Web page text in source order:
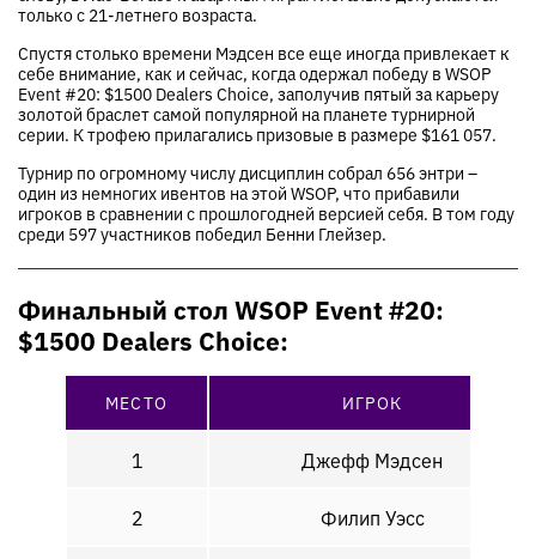
только с 21-летнего возраста.
Спустя столько времени Мэдсен все еще иногда привлекает к
себе внимание, как и сейчас, когда одержал победу в WSOP
Event #20: $1500 Dealers Choice, заполучив пятый за карьеру
золотой браслет самой популярной на планете турнирной
серии. К трофею прилагались призовые в размере $161 057.
Турнир по огромному числу дисциплин собрал 656 энтри –
один из немногих ивентов на этой WSOP, что прибавили
игроков в сравнении с прошлогодней версией себя. В том году
среди 597 участников победил Бенни Глейзер.
Финальный стол WSOP Event #20:
$1500 Dealers Choice:
МЕСТО ИГРОК
1 Джефф Мэдсен
2 Филип Уэсс